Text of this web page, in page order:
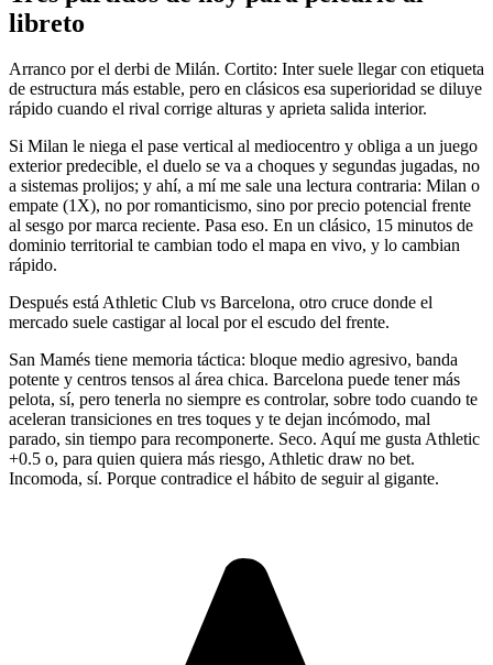
libreto
Arranco por el derbi de Milán. Cortito: Inter suele llegar con etiqueta
de estructura más estable, pero en clásicos esa superioridad se diluye
rápido cuando el rival corrige alturas y aprieta salida interior.
Si Milan le niega el pase vertical al mediocentro y obliga a un juego
exterior predecible, el duelo se va a choques y segundas jugadas, no
a sistemas prolijos; y ahí, a mí me sale una lectura contraria: Milan o
empate (1X), no por romanticismo, sino por precio potencial frente
al sesgo por marca reciente. Pasa eso. En un clásico, 15 minutos de
dominio territorial te cambian todo el mapa en vivo, y lo cambian
rápido.
Después está Athletic Club vs Barcelona, otro cruce donde el
mercado suele castigar al local por el escudo del frente.
San Mamés tiene memoria táctica: bloque medio agresivo, banda
potente y centros tensos al área chica. Barcelona puede tener más
pelota, sí, pero tenerla no siempre es controlar, sobre todo cuando te
aceleran transiciones en tres toques y te dejan incómodo, mal
parado, sin tiempo para recomponerte. Seco. Aquí me gusta Athletic
+0.5 o, para quien quiera más riesgo, Athletic draw no bet.
Incomoda, sí. Porque contradice el hábito de seguir al gigante.